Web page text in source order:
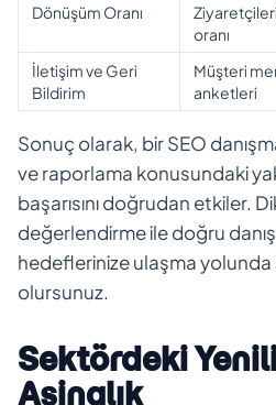
Dönüşüm Oranı
oranı
İletişim ve Geri
Bildirim
Müşteri
anketleri
Sonuç olarak, bir SEO
ve raporlama konusundaki
başarısını doğrudan etkiler.
değerlendirme ile doğru
hedeflerinize ulaşma yolunda
olursunuz.
Sektördeki
Aşinalık